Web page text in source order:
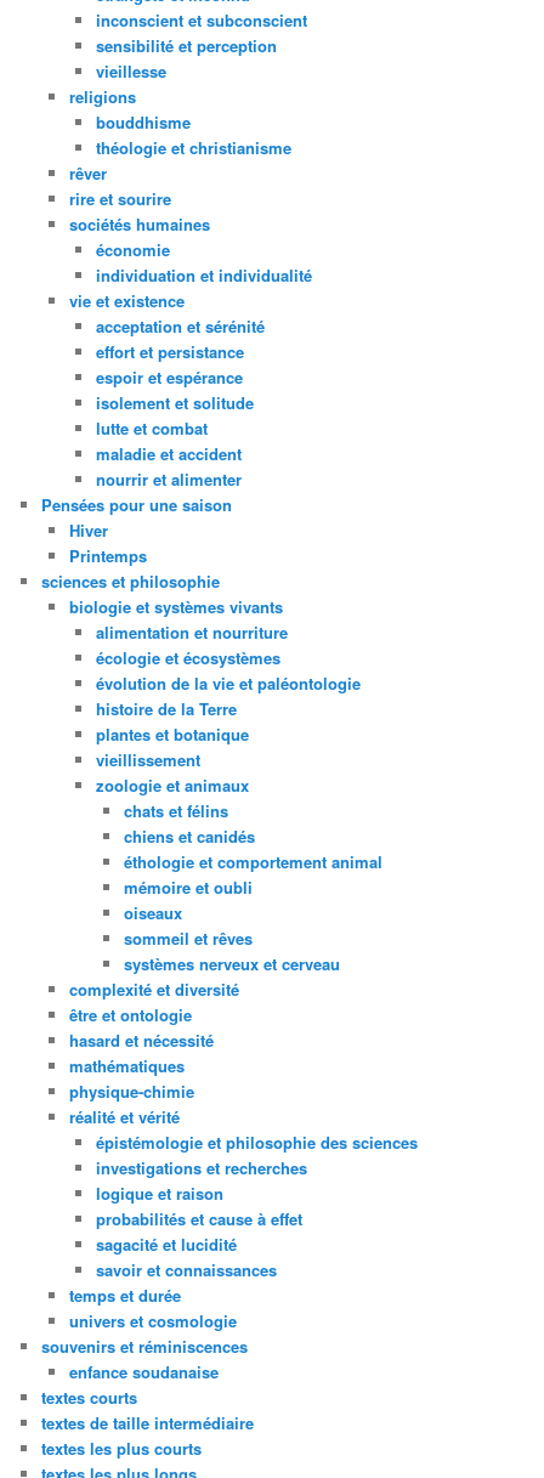
inconscient et subconscient
sensibilité et perception
vieillesse
religions
bouddhisme
théologie et christianisme
rêver
rire et sourire
sociétés humaines
économie
individuation et individualité
vie et existence
acceptation et sérénité
effort et persistance
espoir et espérance
isolement et solitude
lutte et combat
maladie et accident
nourrir et alimenter
Pensées pour une saison
Hiver
Printemps
sciences et philosophie
biologie et systèmes vivants
alimentation et nourriture
écologie et écosystèmes
évolution de la vie et paléontologie
histoire de la Terre
plantes et botanique
vieillissement
zoologie et animaux
chats et félins
chiens et canidés
éthologie et comportement animal
mémoire et oubli
oiseaux
sommeil et rêves
systèmes nerveux et cerveau
complexité et diversité
être et ontologie
hasard et nécessité
mathématiques
physique-chimie
réalité et vérité
épistémologie et philosophie des sciences
investigations et recherches
logique et raison
probabilités et cause à effet
sagacité et lucidité
savoir et connaissances
temps et durée
univers et cosmologie
souvenirs et réminiscences
enfance soudanaise
textes courts
textes de taille intermédiaire
textes les plus courts